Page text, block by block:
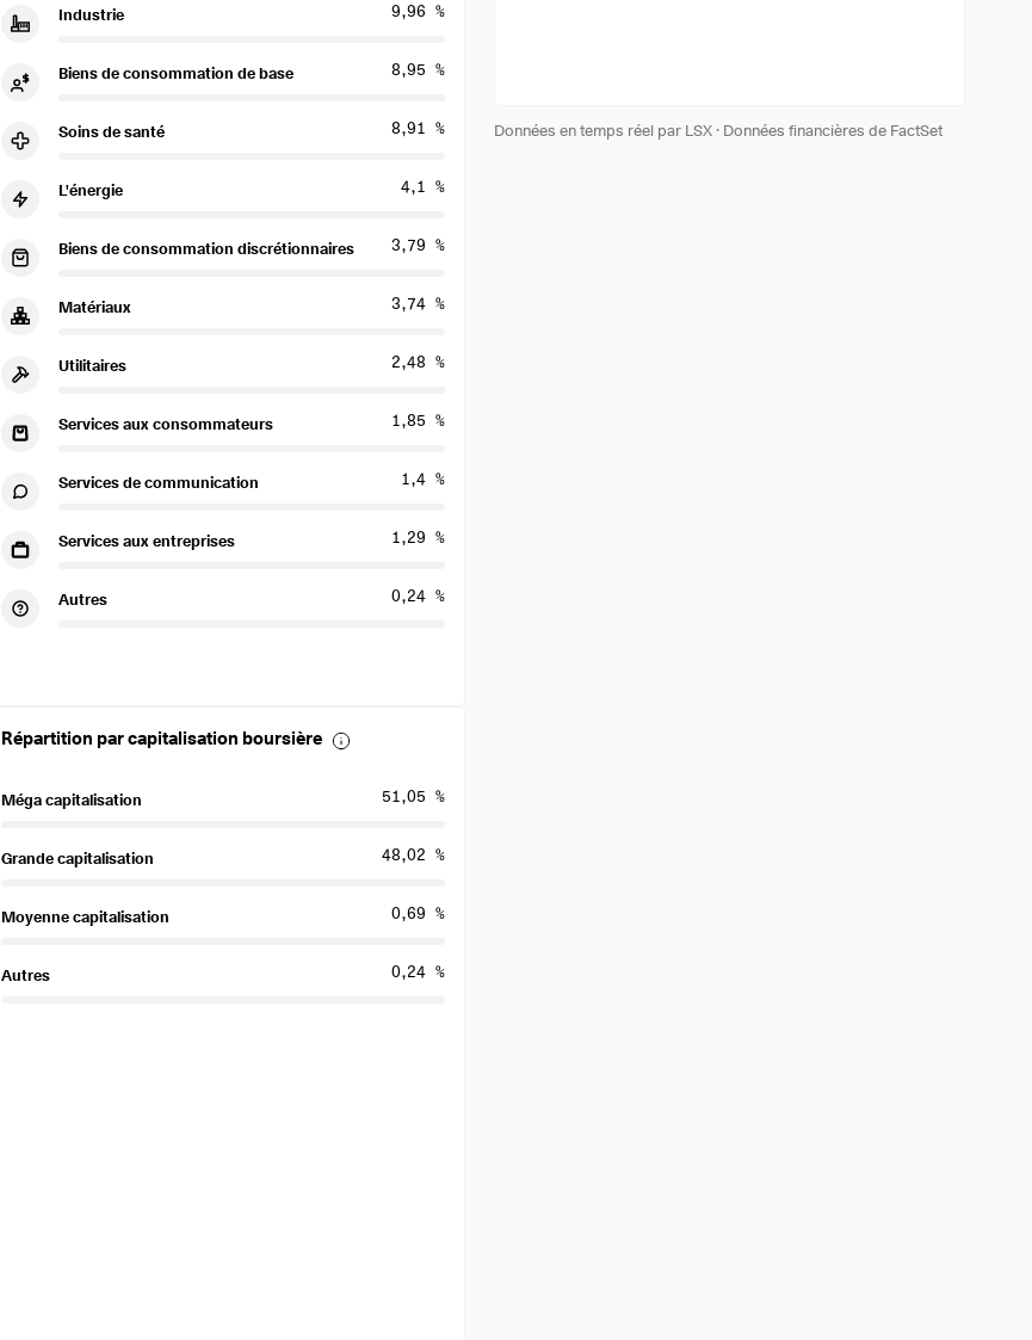
Industrie 9,96 %
Biens de consommation de base 8,95 %
Soins de santé 8,91 %
L'énergie 4,1 %
Biens de consommation discrétionnaires 3,79 %
Matériaux 3,74 %
Utilitaires 2,48 %
Services aux consommateurs 1,85 %
Services de communication 1,4 %
Services aux entreprises 1,29 %
Autres 0,24 %
Répartition par capitalisation boursière
Méga capitalisation 51,05 %
Grande capitalisation 48,02 %
Moyenne capitalisation 0,69 %
Autres 0,24 %
Données en temps réel par LSX· Données financières de FactSet